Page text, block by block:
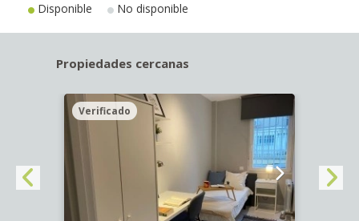
Disponible No disponible
Propiedades cercanas
Verificado